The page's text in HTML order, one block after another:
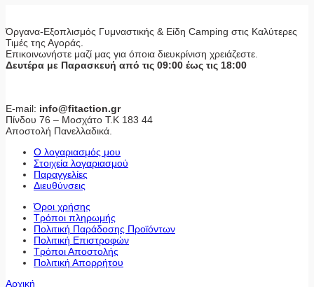
Όργανα-Εξοπλισμός Γυμναστικής & Είδη Camping στις Καλύτερες
Τιμές της Αγοράς.
Επικοινωνήστε μαζί μας για όποια διευκρίνιση χρειάζεστε.
Δευτέρα με Παρασκευή από τις 09:00 έως τις 18:00
E-mail: info@fitaction.gr
Πίνδου 76 – Μοσχάτο Τ.Κ 183 44
Αποστολή Πανελλαδικά.
Ο λογαριασμός μου
Στοιχεία λογαριασμού
Παραγγελίες
Διευθύνσεις
Όροι χρήσης
Τρόποι πληρωμής
Πολιτική Παράδοσης Προϊόντων
Πολιτική Επιστροφών
Τρόποι Αποστολής
Πολιτική Απορρήτου
Αρχική